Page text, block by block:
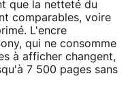
que la netteté du
comparables, voire
L'encre
qui ne consomme
à afficher changent,
7 500 pages sans